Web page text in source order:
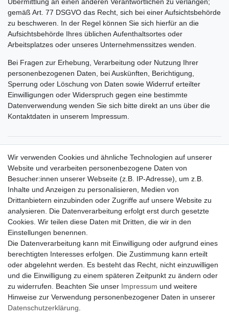
gemäß Art. 77 DSGVO das Recht, sich bei einer Aufsichtsbehörde
zu beschweren. In der Regel können Sie sich hierfür an die
Aufsichtsbehörde Ihres üblichen Aufenthaltsortes oder
Arbeitsplatzes oder unseres Unternehmenssitzes wenden.
Bei Fragen zur Erhebung, Verarbeitung oder Nutzung Ihrer
personenbezogenen Daten, bei Auskünften, Berichtigung,
Sperrung oder Löschung von Daten sowie Widerruf erteilter
Einwilligungen oder Widerspruch gegen eine bestimmte
Datenverwendung wenden Sie sich bitte direkt an uns über die
Kontaktdaten in unserem Impressum.
Versandkosten
Der Weg zur eigenen Klimaanlage
Inbetriebnahme & Serviceleistungen
Für Interessierte aus der Schweiz
Klimaanlage = Wärmepumpe
Hilfe
Bankverbindung:
encliso GmbH
Kreissparkasse Verl
Kto-Nr. 25007352 - BLZ 47853520
BIC/SWIFT: WELADED1WDB
IBAN: DE07 4785 3520 0025 0073 52
Wir verwenden Cookies und ähnliche Technologien auf unserer
Website und verarbeiten personenbezogene Daten von
Besucher:innen unserer Webseite (z.B. IP-Adresse), um z.B.
Inhalte und Anzeigen zu personalisieren, Medien von
Drittanbietern einzubinden oder Zugriffe auf unsere Website zu
analysieren. Die Datenverarbeitung erfolgt erst durch gesetzte
Cookies. Wir teilen diese Daten mit Dritten, die wir in den
Einstellungen benennen.
Die Datenverarbeitung kann mit Einwilligung oder aufgrund eines
berechtigten Interesses erfolgen. Die Zustimmung kann erteilt
oder abgelehnt werden. Es besteht das Recht, nicht einzuwilligen
und die Einwilligung zu einem späteren Zeitpunkt zu ändern oder
zu widerrufen. Beachten Sie unser Impressum und weitere
Hinweise zur Verwendung personenbezogener Daten in unserer
Daten­schutz­erklärung